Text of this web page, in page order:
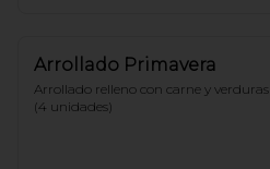
Arrollado Primavera
Arrollado relleno con carne y verduras
(4 unidades)